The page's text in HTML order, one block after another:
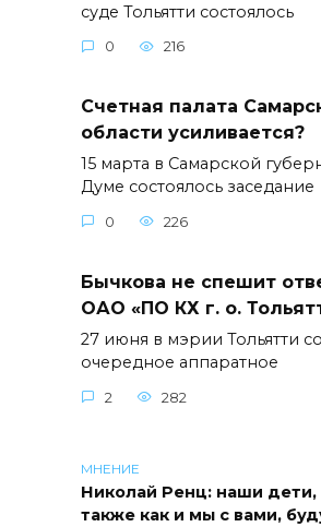
суде Тольятти состоялось
0 216
Счетная палата
области усиливается?
15 марта в Самарской
Думе состоялось заседание
0 226
Бычкова не спешит
ОАО «ПО КХ г. о.
27 июня в мэрии Тольятти
очередное аппаратное
2 282
МНЕНИЕ
Николай Ренц: наши дети,
также как и мы с вами,